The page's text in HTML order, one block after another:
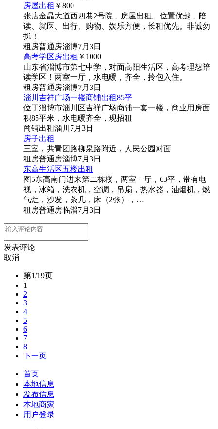
房屋出租 ￥800
张店金晶大道西四巷2号院，房屋出租。位置优越，陪
读、就医、出行、购物、娱乐方便，长租优先。非诚勿
扰！
租房普通房淄博7月3日
高考学区房出租 ￥1000
山东省淄博市第七中学，对面高阳生活区，高考理想陪
读学区！两室一厅，水电暖，齐全，拎包入住。
租房普通房淄博7月3日
淄川吉祥广场一楼商铺出租85平
位于淄博市淄川区吉祥广场商铺一套一楼，商业用房面
积85平米，水电暖齐全，现招租
商铺出租淄川 7月3日
房子出租
三室，共青团路柳泉路附近，人民公园对面
租房普通房淄博7月3日
东高生活区五楼出租
图5东高南门进来第二栋楼，两室一厅，63平，带有电
视，冰箱，洗衣机，空调，吊扇，热水器，油烟机，燃
气灶，沙发，茶几，床（2张），…
租房普通房临淄7月3日
发表评论
取消
第1/19页
1
2
3
4
5
6
7
8
下一页
首页
本地信息
发布信息
本地商家
用户登录